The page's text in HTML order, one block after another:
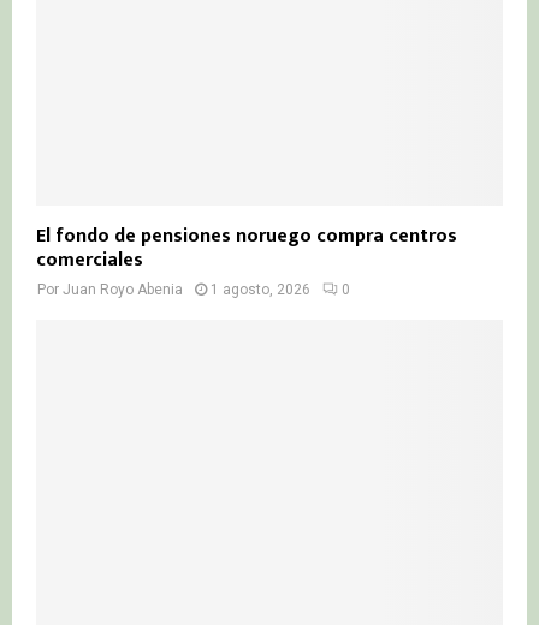
El fondo de pensiones noruego compra centros
comerciales
Por Juan Royo Abenia 1 agosto, 2026 0